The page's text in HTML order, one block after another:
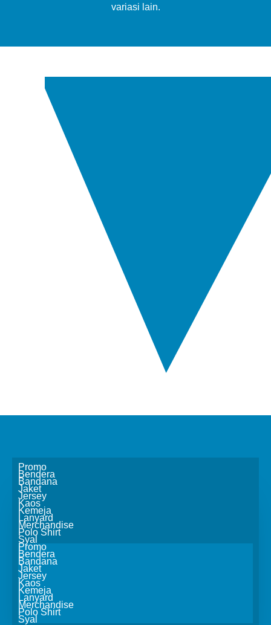
variasi lain.
Promo
Bendera
Bandana
Jaket
Jersey
Kaos
Kemeja
Lanyard
Merchandise
Polo Shirt
Syal
Promo
Bendera
Bandana
Jaket
Jersey
Kaos
Kemeja
Lanyard
Merchandise
Polo Shirt
Syal